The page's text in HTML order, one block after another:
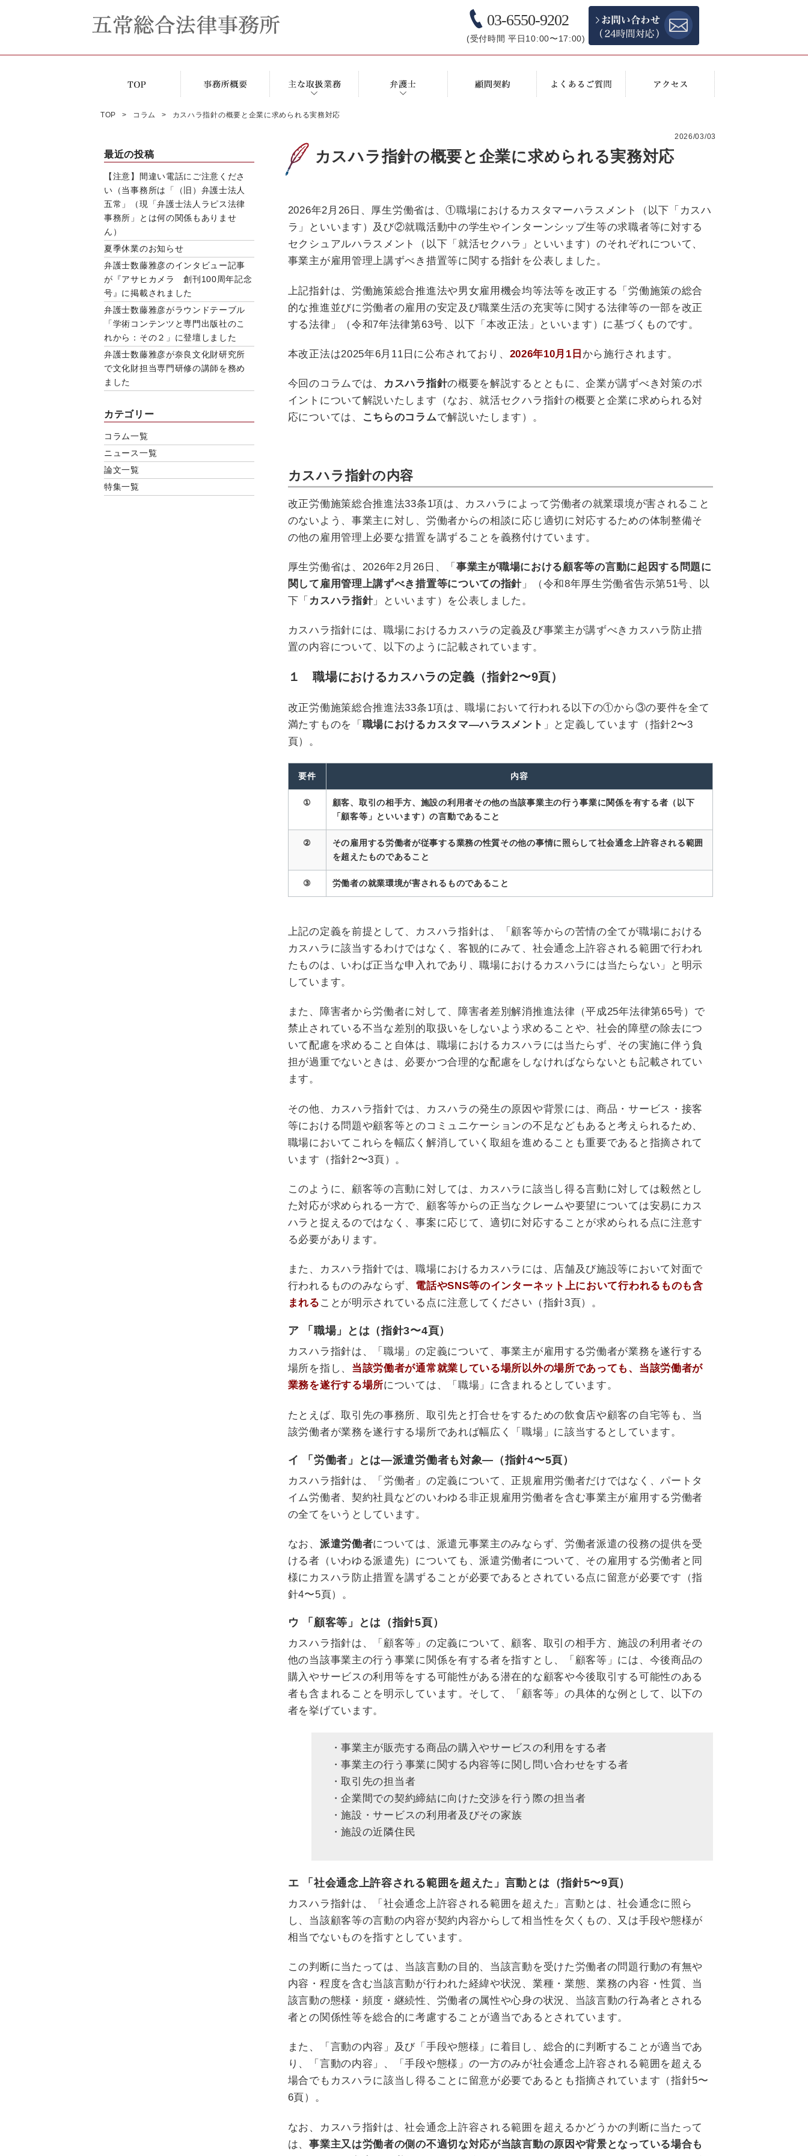
03-6550-9202
(受付時間 平日10:00〜17:00)
TOP コラム カスハラ指針の概要と企業に求められる実務対応
最近の投稿
【注意】間違い電話にご注意くださ
い（当事務所は「（旧）弁護士法人
五常」（現「弁護士法人ラピス法律
事務所」とは何の関係もありませ
ん）
夏季休業のお知らせ
弁護士数藤雅彦のインタビュー記事
が『アサヒカメラ 創刊100周年記念
号』に掲載されました
弁護士数藤雅彦がラウンドテーブル
「学術コンテンツと専門出版社のこ
れから：その２」に登壇しました
弁護士数藤雅彦が奈良文化財研究所
で文化財担当専門研修の講師を務め
ました
カテゴリー
コラム一覧
ニュース一覧
論文一覧
特集一覧
2026/03/03
カスハラ指針の概要と企業に求められる実務対応
2026年2月26日、厚生労働省は、①職場におけるカスタマーハラスメント（以下「カスハ
ラ」といいます）及び②就職活動中の学生やインターンシップ生等の求職者等に対する
セクシュアルハラスメント（以下「就活セクハラ」といいます）のそれぞれについて、
事業主が雇用管理上講ずべき措置等に関する指針を公表しました。
上記指針は、労働施策総合推進法や男女雇用機会均等法等を改正する「労働施策の総合
的な推進並びに労働者の雇用の安定及び職業生活の充実等に関する法律等の一部を改正
する法律」（令和7年法律第63号、以下「本改正法」といいます）に基づくものです。
本改正法は2025年6月11日に公布されており、 2026年10月1日 から施行されます。
今回のコラムでは、 カスハラ指針の概要を解説するとともに、企業が講ずべき対策のポ
イントについて解説いたします（なお、就活セクハラ指針の概要と企業に求められる対
応については、
こちらのコラムで解説いたします）。
カスハラ指針の内容
改正労働施策総合推進法33条1項は、カスハラによって労働者の就業環境が害されること
のないよう、事業主に対し、労働者からの相談に応じ適切に対応するための体制整備そ
の他の雇用管理上必要な措置を講ずることを義務付けています。
厚生労働省は、2026年2月26日、「事業主が職場における顧客等の言動に起因する問題に
関して雇用管理上講ずべき措置等についての指針 」（令和8年厚生労働省告示第51号、以
下「 カスハラ指針」といいます）を公表しました。
カスハラ指針には、職場におけるカスハラの定義及び事業主が講ずべきカスハラ防止措
置の内容について、以下のように記載されています。
１ 職場におけるカスハラの定義（指針2〜9頁）
改正労働施策総合推進法33条1項は、職場において行われる以下の①から③の要件を全て
満たすものを「 職場におけるカスタマ―ハラスメント 」と定義しています（指針2〜3
頁）。
要件 内容
①
顧客、取引の相手方、施設の利用者その他の当該事業主の行う事業に関係を有する者（以下
「顧客等」といいます）の言動であること
②
その雇用する労働者が従事する業務の性質その他の事情に照らして社会通念上許容される範囲
を超えたものであること
③ 労働者の就業環境が害されるものであること
上記の定義を前提として、カスハラ指針は、「顧客等からの苦情の全てが職場における
カスハラに該当するわけではなく、客観的にみて、社会通念上許容される範囲で行われ
たものは、いわば正当な申入れであり、職場におけるカスハラには当たらない」と明示
しています。
また、障害者から労働者に対して、障害者差別解消推進法律（平成25年法律第65号）で
禁止されている不当な差別的取扱いをしないよう求めることや、社会的障壁の除去につ
いて配慮を求めること自体は、職場におけるカスハラには当たらず、その実施に伴う負
担が過重でないときは、必要かつ合理的な配慮をしなければならないとも記載されてい
ます。
その他、カスハラ指針では、カスハラの発生の原因や背景には、商品・サービス・接客
等における問題や顧客等とのコミュニケーションの不足などもあると考えられるため、
職場においてこれらを幅広く解消していく取組を進めることも重要であると指摘されて
います（指針2〜3頁）。
このように、顧客等の言動に対しては、カスハラに該当し得る言動に対しては毅然とし
た対応が求められる一方で、顧客等からの正当なクレームや要望については安易にカス
ハラと捉えるのではなく、事案に応じて、適切に対応することが求められる点に注意す
る必要があります。
また、カスハラ指針では、職場におけるカスハラには、店舗及び施設等において対面で
行われるもののみならず、 電話やSNS等のインターネット上において行われるものも含
まれる ことが明示されている点に注意してください（指針3頁）。
ア 「職場」とは（指針3〜4頁）
カスハラ指針は、「職場」の定義について、事業主が雇用する労働者が業務を遂行する
場所を指し、 当該労働者が通常就業している場所以外の場所であっても、当該労働者が
業務を遂行する場所については、「職場」に含まれるとしています。
たとえば、取引先の事務所、取引先と打合せをするための飲食店や顧客の自宅等も、当
該労働者が業務を遂行する場所であれば幅広く「職場」に該当するとしています。
イ 「労働者」とは―派遣労働者も対象―（指針4〜5頁）
カスハラ指針は、「労働者」の定義について、正規雇用労働者だけではなく、パートタ
イム労働者、契約社員などのいわゆる非正規雇用労働者を含む事業主が雇用する労働者
の全てをいうとしています。
なお、 派遣労働者については、派遣元事業主のみならず、労働者派遣の役務の提供を受
ける者（いわゆる派遣先）についても、派遣労働者について、その雇用する労働者と同
様にカスハラ防止措置を講ずることが必要であるとされている点に留意が必要です（指
針4〜5頁）。
ウ 「顧客等」とは（指針5頁）
カスハラ指針は、「顧客等」の定義について、顧客、取引の相手方、施設の利用者その
他の当該事業主の行う事業に関係を有する者を指すとし、「顧客等」には、今後商品の
購入やサービスの利用等をする可能性がある潜在的な顧客や今後取引する可能性のある
者も含まれることを明示しています。そして、「顧客等」の具体的な例として、以下の
者を挙げています。
・事業主が販売する商品の購入やサービスの利用をする者
・事業主の行う事業に関する内容等に関し問い合わせをする者
・取引先の担当者
・企業間での契約締結に向けた交渉を行う際の担当者
・施設・サービスの利用者及びその家族
・施設の近隣住民
エ 「社会通念上許容される範囲を超えた」言動とは（指針5〜9頁）
カスハラ指針は、「社会通念上許容される範囲を超えた」言動とは、社会通念に照ら
し、当該顧客等の言動の内容が契約内容からして相当性を欠くもの、又は手段や態様が
相当でないものを指すとしています。
この判断に当たっては、当該言動の目的、当該言動を受けた労働者の問題行動の有無や
内容・程度を含む当該言動が行われた経緯や状況、業種・業態、業務の内容・性質、当
該言動の態様・頻度・継続性、労働者の属性や心身の状況、当該言動の行為者とされる
者との関係性等を総合的に考慮することが適当であるとされています。
また、「言動の内容」及び「手段や態様」に着目し、総合的に判断することが適当であ
り、「言動の内容」、「手段や態様」の一方のみが社会通念上許容される範囲を超える
場合でもカスハラに該当し得ることに留意が必要であるとも指摘されています（指針5〜
6頁）。
なお、カスハラ指針は、社会通念上許容される範囲を超えるかどうかの判断に当たって
は、事業主又は労働者の側の不適切な対応が当該言動の原因や背景となっている場合も